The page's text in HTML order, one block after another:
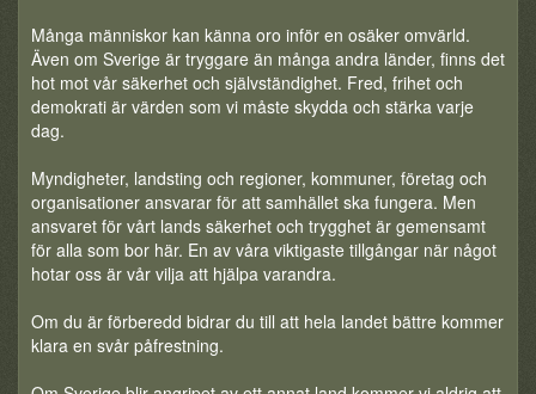
Många människor kan känna oro inför en osäker omvärld.
Även om Sverige är tryggare än många andra länder, finns det
hot mot vår säkerhet och självständighet. Fred, frihet och
demokrati är värden som vi måste skydda och stärka varje
dag.
Myndigheter, landsting och regioner, kommuner, företag och
organisationer ansvarar för att samhället ska fungera. Men
ansvaret för vårt lands säkerhet och trygghet är gemensamt
för alla som bor här. En av våra viktigaste tillgångar när något
hotar oss är vår vilja att hjälpa varandra.
Om du är förberedd bidrar du till att hela landet bättre kommer
klara en svår påfrestning.